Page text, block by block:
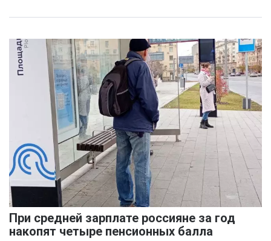
При средней зарплате россияне за год
накопят четыре пенсионных балла